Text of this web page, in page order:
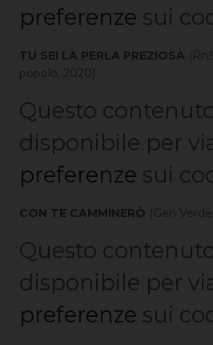
preferenze sui
TU SEI LA PERLA PREZIOSA
popolo, 2020)
Questo
disponibile per
preferenze sui
CON TE CAMMINERÒ (Gen
Questo
disponibile per
preferenze sui